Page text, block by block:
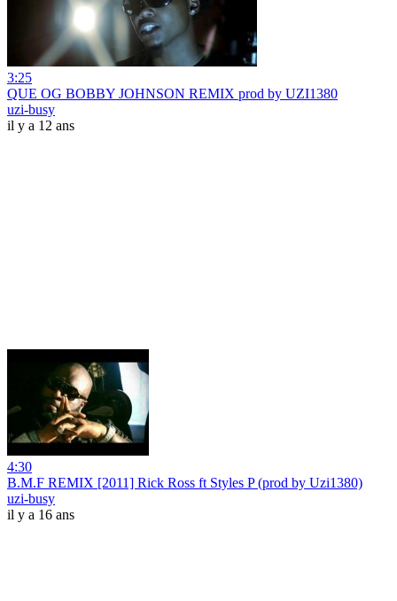
3:25
QUE OG BOBBY JOHNSON REMIX prod by UZI1380
uzi-busy
il y a 12 ans
4:30
B.M.F REMIX [2011] Rick Ross ft Styles P (prod by Uzi1380)
uzi-busy
il y a 16 ans